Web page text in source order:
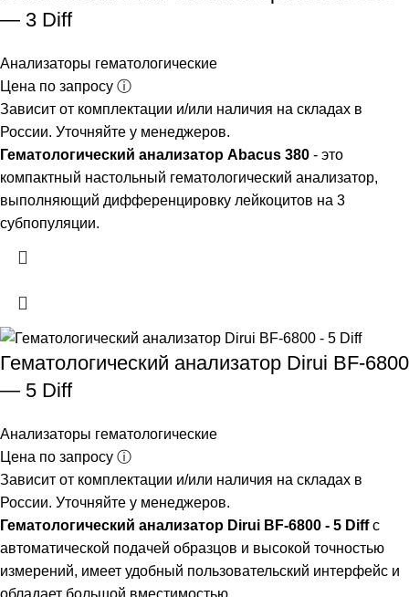
— 3 Diff
Анализаторы гематологические
Цена по запросу ⓘ
Зависит от комплектации и/или наличия на складах в
России. Уточняйте у менеджеров.
Гематологический анализатор Abacus 380 - это
компактный настольный гематологический анализатор,
выполняющий дифференцировку лейкоцитов на 3
субпопуляции.
Гематологический анализатор Dirui BF-6800
— 5 Diff
Анализаторы гематологические
Цена по запросу ⓘ
Зависит от комплектации и/или наличия на складах в
России. Уточняйте у менеджеров.
Гематологический анализатор Dirui BF-6800 - 5 Diffс
автоматической подачей образцов и высокой точностью
измерений, имеет удобный пользовательский интерфейс и